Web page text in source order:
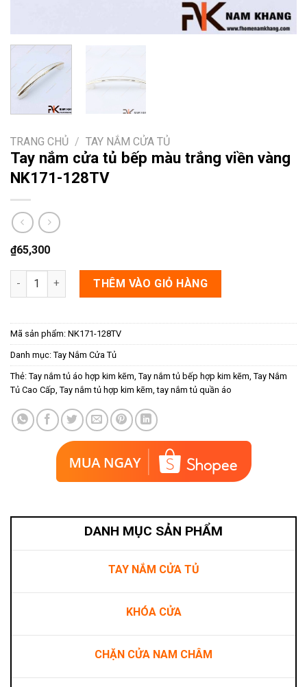
TRANG CHỦ / TAY NẮM CỬA TỦ
Tay nắm cửa tủ bếp màu trắng viền vàng
NK171-128TV
₫65,300
Tay nắm cửa tủ bếp màu trắng viền vàng NK171-128TV số
THÊM VÀO GIỎ HÀNG
Mã sản phẩm: NK171-128TV
Danh mục: Tay Nắm Cửa Tủ
Thẻ: Tay nắm tủ áo hợp kim kẽm Tay nắm tủ bếp hợp kim kẽm Tay Nắm
Tủ Cao Cấp Tay nắm tủ hợp kim kẽm ,tay nắm tủ quần áo
DANH MỤC SẢN PHẨM
TAY NẮM CỬA TỦ
KHÓA CỬA
CHẶN CỬA NAM CHÂM